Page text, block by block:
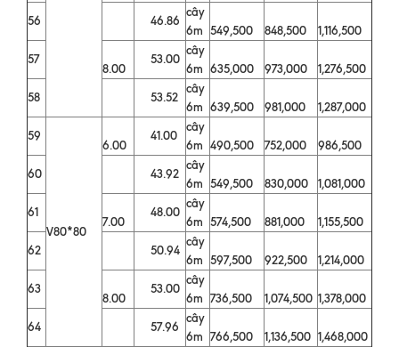
56
46.86
cây
6m 549,500 848,500
1,116,500
57
8.00
53.00
cây
6m 635,000 973,000
1,276,500
58
53.52
cây
6m 639,500 981,000
1,287,000
59
V80*80
6.00
41.00
cây
6m 490,500 752,000
986,500
60
43.92
cây
6m 549,500 830,000
1,081,000
61
7.00
48.00
cây
6m 574,500 881,000
1,155,500
62
50.94
cây
6m 597,500 922,500
1,214,000
63
8.00
53.00
cây
6m 736,500 1,074,500 1,378,000
64
57.96
cây
6m 766,500 1,136,500 1,468,000